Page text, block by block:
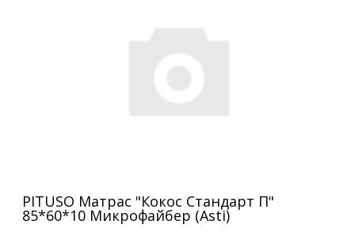
PITUSO Матрас "Кокос Стандарт П"
85*60*10 Микрофайбер (Asti)